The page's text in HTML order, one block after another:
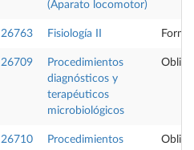
(Aparato locomotor)
26763 Fisiología II
26709
Procedimientos
diagnósticos y
terapéuticos
microbiológicos
26710
Procedimientos